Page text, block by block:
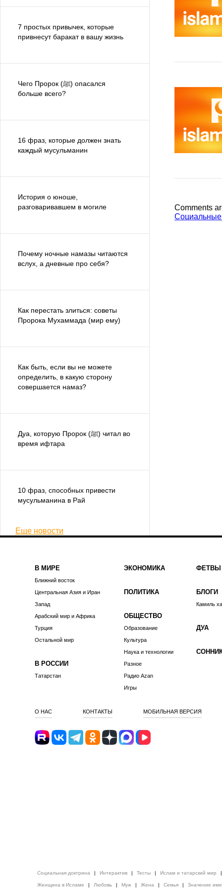
7 простых привычек, которые
привнесут баракат в вашу жизнь
Чего Пророк (ﷺ) опасался
больше всего?
16 фраз, которые должен знать
каждый мусульманин
История о юноше,
разговаривавшем в могиле
Почему ночные намазы читаются
вслух, а дневные про себя?
Как перестать злиться: советы
Пророка Мухаммада (мир ему)
Как быть, если вы не можете
определить, в какую сторону
совершается намаз?
Дуа, которую Пророк (ﷺ) читал во
время ифтара
10 фраз, способных привести
мусульманина в Рай
Еще новости
Comments
В МИРЕ
Ближний восток
Центральная Азия и Иран
Запад
Арабский мир и Африка
Турция
Остальной мир
В РОССИИ
Татарстан
ЭКОНОМИКА
ПОЛИТИКА
ОБЩЕСТВО
Образование
Культура
Наука и технологии
Разное
Радио Azan
Игры
ФЕТВЫ
БЛОГИ
Камиль
ДУА
О НАС КОНТАКТЫ МОБИЛЬНАЯ ВЕРСИЯ
Социальная доктрина | Интерактив | Тесты | Ислам и татарский мир
Женщина в Исламе | Любовь | Муж | Жена | Семья | Значение